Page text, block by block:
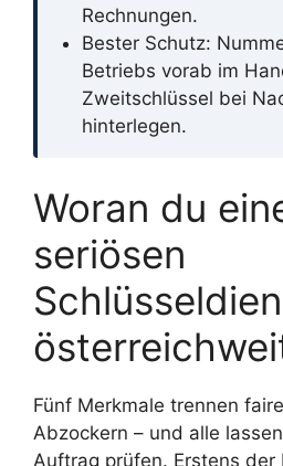
Rechnungen.
Bester Schutz:
Betriebs vorab im
Zweitschlüssel bei
hinterlegen.
Woran du
seriösen
Fünf Merkmale trennen
Abzockern – und alle
Auftrag prüfen. Erstens der